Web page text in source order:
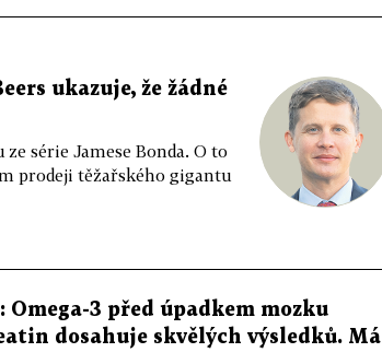
ukazuje, že žádné
série Jamese Bonda. O to
prodeji těžařského gigantu
Omega-3 před úpadkem mozku
dosahuje skvělých výsledků. Má